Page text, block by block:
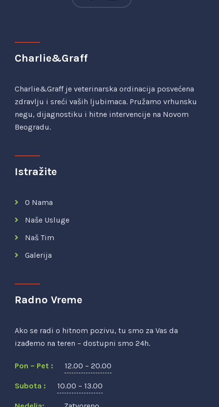
Charlie&Graff
Charlie&Graff je veterinarska ordinacija posvećena
zdravlju i sreći vaših ljubimaca. Pružamo vrhunsku
negu, dijagnostiku i hitne intervencije na Novom
Beogradu.
Istražite
O Nama
Naše Usluge
Naš Tim
Galerija
Radno Vreme
Ako se radi o hitnom pozivu, tu smo za Vas da
izađemo na teren – dostupni smo 24h.
Pon – Pet : 12.00 – 20.00
Subota : 10.00 – 13.00